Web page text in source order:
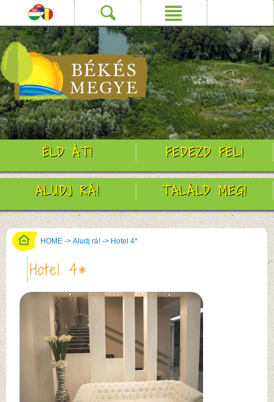
ÉLD ÁT! FEDEZD FEL!
ALUDJ RÁ! TALÁLD MEG!
HOME-> Aludj rá!-> Hotel 4*
Hotel 4*